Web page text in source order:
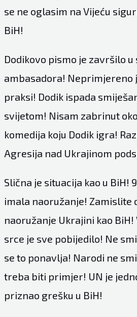
se ne oglasim na Vijeću
BiH!
Dodikovo pismo je završilo
ambasadora! Neprimjereno
praksi! Dodik ispada
svijetom! Nisam zabrinut
komedija koju Dodik igra!
Agresija nad Ukrajinom
Slična je situacija kao u BiH!
imala naoružanje! Zamislite
naoružanje Ukrajini kao BiH!
srce je sve pobijedilo! Ne
se to ponavlja! Narodi ne
treba biti primjer! UN je
priznao grešku u BiH!